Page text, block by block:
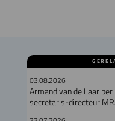
03.08.2026
Armand van de Laar
secretaris-directeur